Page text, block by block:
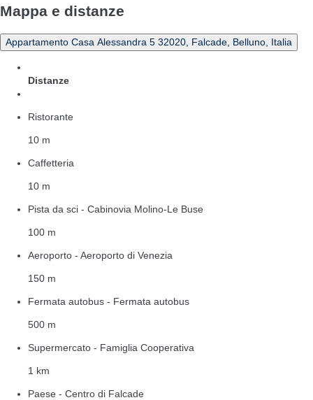
Mappa e distanze
Appartamento Casa Alessandra 5 32020, Falcade, Belluno, Italia
Distanze
Ristorante
10 m
Caffetteria
10 m
Pista da sci - Cabinovia Molino-Le Buse
100 m
Aeroporto - Aeroporto di Venezia
150 m
Fermata autobus - Fermata autobus
500 m
Supermercato - Famiglia Cooperativa
1 km
Paese - Centro di Falcade